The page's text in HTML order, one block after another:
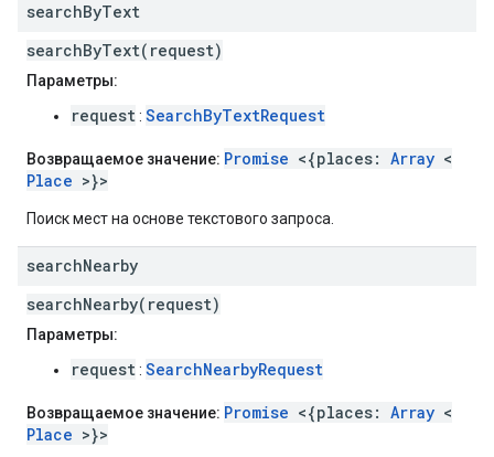
searchByText
searchByText(request)
Параметры:
request: SearchByTextRequest
Возвращаемое значение: Promise <{places: Array <
Place >}>
Поиск мест на основе текстового запроса.
searchNearby
searchNearby(request)
Параметры:
request: SearchNearbyRequest
Возвращаемое значение: Promise <{places: Array <
Place >}>